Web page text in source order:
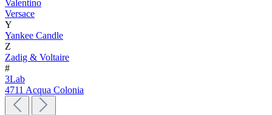
Valentino
Versace
Y
Yankee Candle
Z
Zadig & Voltaire
#
3Lab
4711 Acqua Colonia